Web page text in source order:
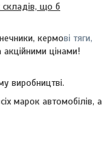
що б
кермові тяги,
акційними цінами!
виробництві.
марок автомобілів, а